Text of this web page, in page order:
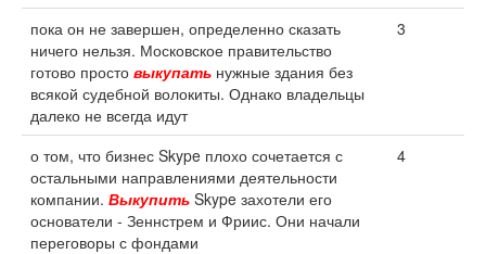
пока он не завершен, определенно сказать
ничего нельзя. Московское правительство
готово просто выкупать нужные здания без
всякой судебной волокиты. Однако владельцы
далеко не всегда идут
3
о том, что бизнес Skype плохо сочетается с
остальными направлениями деятельности
компании. Выкупить Skype захотели его
основатели - Зеннстрем и Фриис. Они начали
переговоры с фондами
4